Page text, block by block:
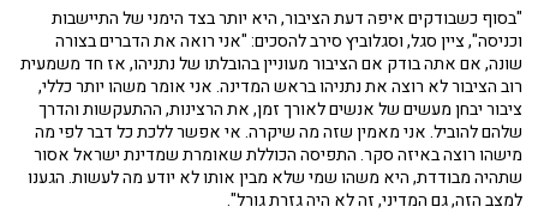
"בסוף כשבודקים איפה דעת הציבור, היא יותר בצד הימני של התיישבות
וכניסה", ציין סגל, וסגלוביץ סירב להסכים: "אני רואה את הדברים בצורה
שונה, אם אתה בודק אם הציבור מעוניין בהובלתו של נתניהו, אז חד משמעית
רוב הציבור לא רוצה את נתניהו בראש המדינה. אני אומר משהו יותר כללי,
ציבור יבחן מעשים של אנשים לאורך זמן, את הרצינות, ההתעקשות והדרך
שלהם להוביל. אני מאמין שזה מה שיקרה. אי אפשר ללכת כל דבר לפי מה
מישהו רוצה באיזה סקר. התפיסה הכוללת שאומרת שמדינת ישראל אסור
שתהיה מבודדת, היא משהו שמי שלא מבין אותו לא יודע מה לעשות. הגענו
למצב הזה, גם המדיני, זה לא היה גזרת גורל".